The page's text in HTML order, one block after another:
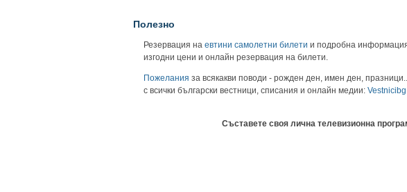
Полезно
Резервация на евтини самолетни билети и подробна
изгодни цени и онлайн резервация на билети.
Пожелания за всякакви поводи - рожден ден, имен ден,
с всички български вестници, списания и онлайн медии:
Съставете своя лична телевизионна